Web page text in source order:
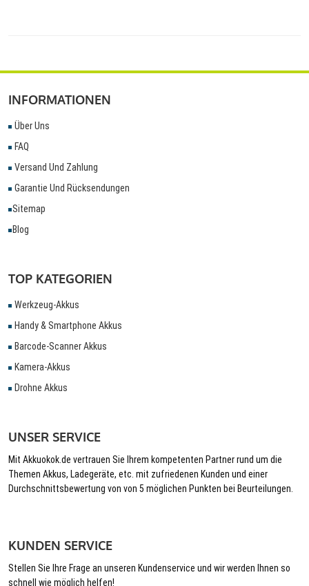
INFORMATIONEN
Über Uns
FAQ
Versand Und Zahlung
Garantie Und Rücksendungen
Sitemap
Blog
TOP KATEGORIEN
Werkzeug-Akkus
Handy & Smartphone Akkus
Barcode-Scanner Akkus
Kamera-Akkus
Drohne Akkus
UNSER SERVICE
Mit Akkuokok.de vertrauen Sie Ihrem kompetenten Partner rund um die
Themen Akkus, Ladegeräte, etc. mit zufriedenen Kunden und einer
Durchschnittsbewertung von von 5 möglichen Punkten bei Beurteilungen.
KUNDEN SERVICE
Stellen Sie Ihre Frage an unseren Kundenservice und wir werden Ihnen so
schnell wie möglich helfen!